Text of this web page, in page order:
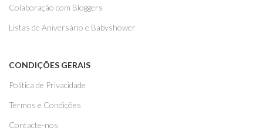
Colaboração com Bloggers
Listas de Aniversário e Babyshower
CONDIÇÕES GERAIS
Politica de Privacidade
Termos e Condições
Contacte-nos